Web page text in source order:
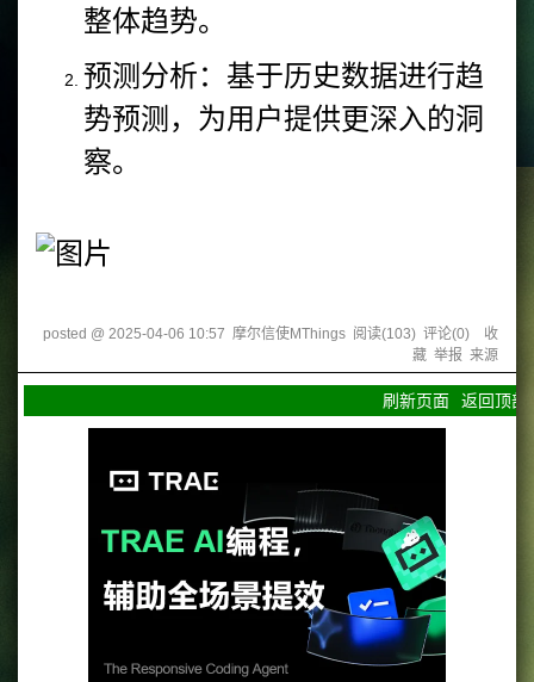
整体趋势。
预测分析：基于历史数据进行趋
势预测，为用户提供更深入的洞
察。
posted @ 2025-04-06 10:57 摩尔信使MThings 阅读(103) 评论(0) 收
藏 举报 来源
刷新页面 返回顶部